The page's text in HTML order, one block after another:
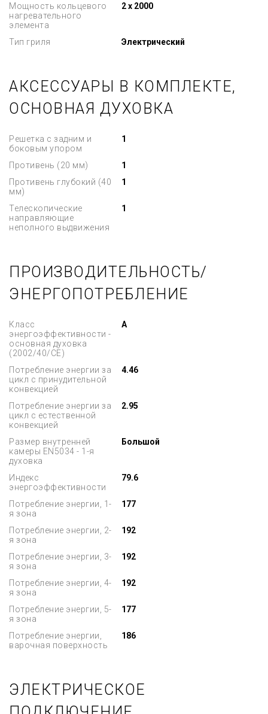
Мощность кольцевого
нагревательного
элемента
2 x 2000
Тип гриля Электрический
АКСЕССУАРЫ В КОМПЛЕКТЕ,
ОСНОВНАЯ ДУХОВКА
Решетка с задним и
боковым упором
1
Противень (20 мм)
1
Противень глубокий (40
мм)
1
Телескопические
направляющие
неполного выдвижения
1
ПРОИЗВОДИТЕЛЬНОСТЬ/
ЭНЕРГОПОТРЕБЛЕНИЕ
Класс
энергоэффективности -
основная духовка
(2002/40/CE)
A
Потребление энергии за
цикл с принудительной
конвекцией
4.46
Потребление энергии за
цикл с естественной
конвекцией
2.95
Размер внутренней
камеры EN5034 - 1-я
духовка
Большой
Индекс
энергоэффективности
79.6
Потребление энергии, 1-
я зона
177
Потребление энергии, 2-
я зона
192
Потребление энергии, 3-
я зона
192
Потребление энергии, 4-
я зона
192
Потребление энергии, 5-
я зона
177
Потребление энергии,
варочная поверхность
186
ЭЛЕКТРИЧЕСКОЕ